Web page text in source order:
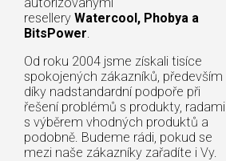
resellery Watercool, Phobya a
BitsPower.
Od roku 2004 jsme získali tisíce
spokojených zákazníků, především
díky nadstandardní podpoře při
řešení problémů s produkty, radami
s výběrem vhodných produktů a
podobně. Budeme rádi, pokud se
mezi naše zákazníky zařadíte i Vy.